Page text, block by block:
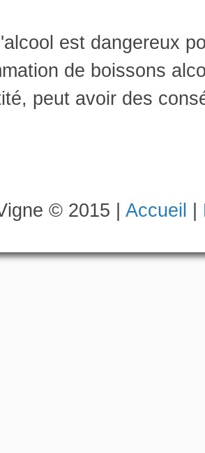
est dangereux
de boissons
peut avoir des
© 2015 | Accueil